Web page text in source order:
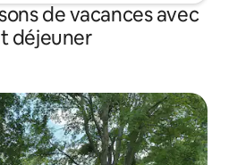
de vacances avec
déjeuner